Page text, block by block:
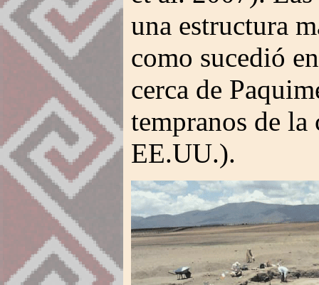
una estructura
como sucedió
cerca de
tempranos de
EE.UU.).